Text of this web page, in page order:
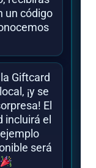
un código
Giftcard
¡y se
El
incluirá el
será